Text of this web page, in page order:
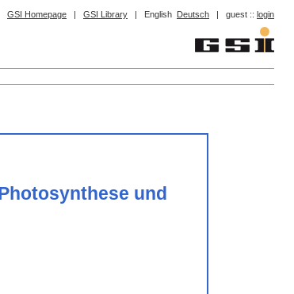
GSI Homepage | GSI Library | English Deutsch | guest :: login
und